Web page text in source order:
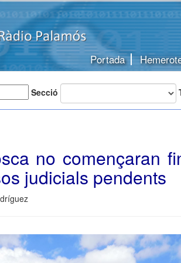
Portada
Secció
no començaran
judicials pendents